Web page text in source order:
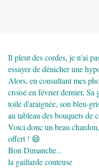
Il pleut des cordes, je n'ai
essayer de dénicher une
Alors, en consultant mes
croisé en février dernier. Sa
toile d'araignée, son bleu-
au tableau des bouquets de
Voici donc un beau
offert ! 😄
Bon Dimanche...
la gaillarde conteuse